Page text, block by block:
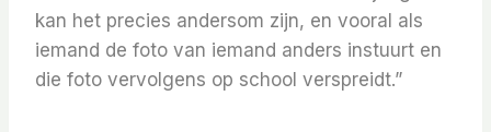
kan het precies andersom zijn, en vooral als
iemand de foto van iemand anders instuurt en
die foto vervolgens op school verspreidt.”